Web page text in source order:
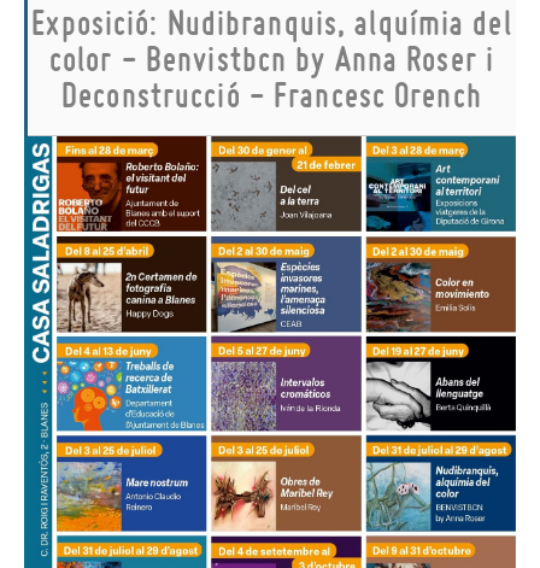
Exposició: Nudibranquis, alquímia del
color - Benvistbcn by Anna Roser i
Deconstrucció - Francesc Orench